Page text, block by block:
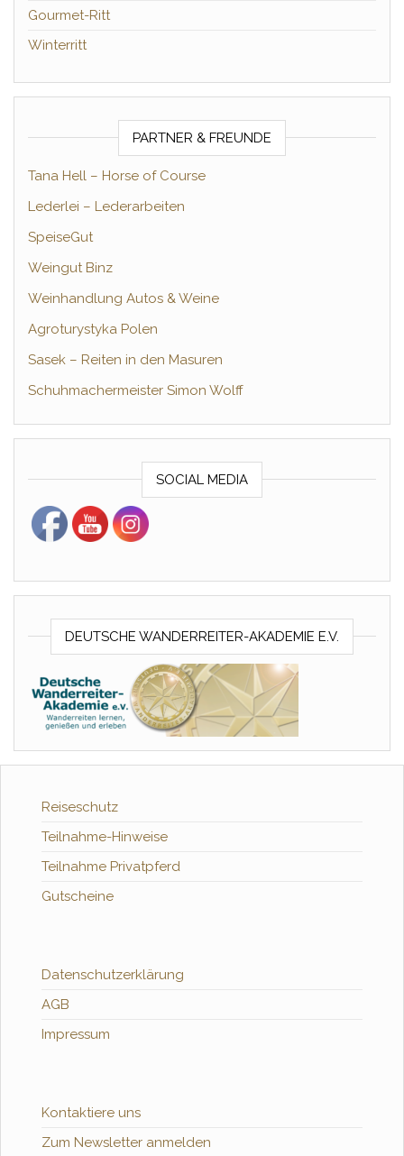
Gourmet-Ritt
Winterritt
PARTNER & FREUNDE
Tana Hell – Horse of Course
Lederlei – Lederarbeiten
SpeiseGut
Weingut Binz
Weinhandlung Autos & Weine
Agroturystyka Polen
Sasek – Reiten in den Masuren
Schuhmachermeister Simon Wolff
SOCIAL MEDIA
DEUTSCHE WANDERREITER-AKADEMIE E.V.
Reiseschutz
Teilnahme-Hinweise
Teilnahme Privatpferd
Gutscheine
Datenschutzerklärung
AGB
Impressum
Kontaktiere uns
Zum Newsletter anmelden